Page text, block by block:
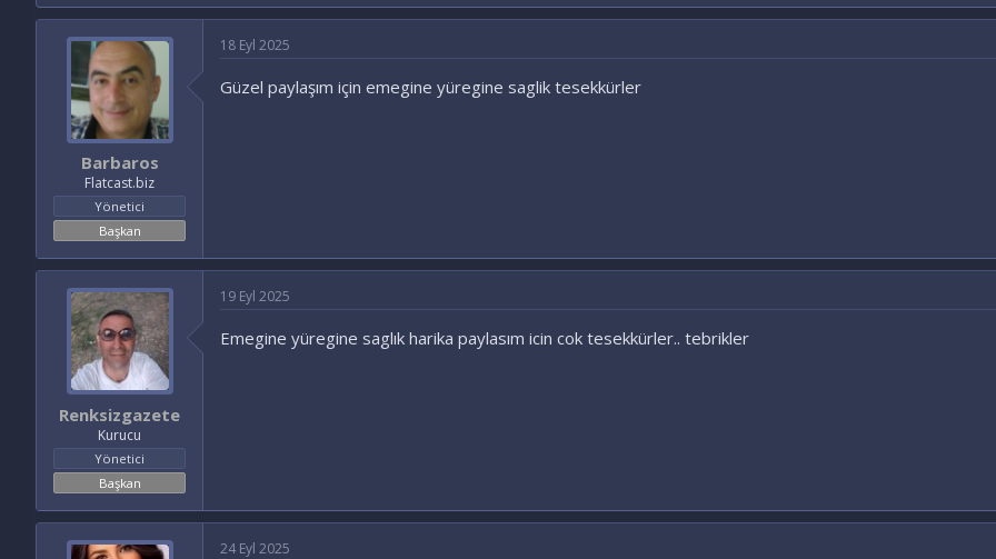
d
e
l
e
r
:
Barbaros
Flatcast.biz
Yönetici
Başkan
18 Eyl 2025
Güzel paylaşım için emegine yüregine saglik tesekkürler
Renksizgazete
Kurucu
Yönetici
Başkan
19 Eyl 2025
Emegine yüregine saglık harika paylasım icin cok tesekkürler.. tebrikler
24 Eyl 2025